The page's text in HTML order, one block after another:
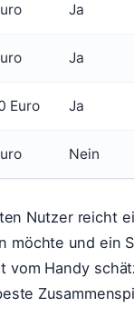
Ja
Ja
Euro Ja
Nein
Nutzer reicht
möchte und ein
vom Handy